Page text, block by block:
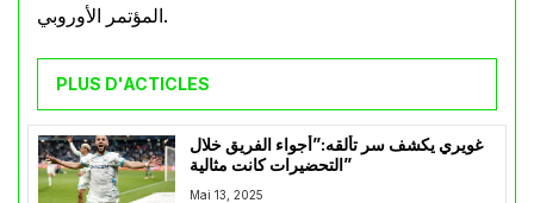
المؤتمر الأوروبي.
PLUS D'ACTICLES
غويري يكشف سر تألقه:”أجواء الفريق خلال
التحضيرات كانت مثالية”
Mai 13, 2025